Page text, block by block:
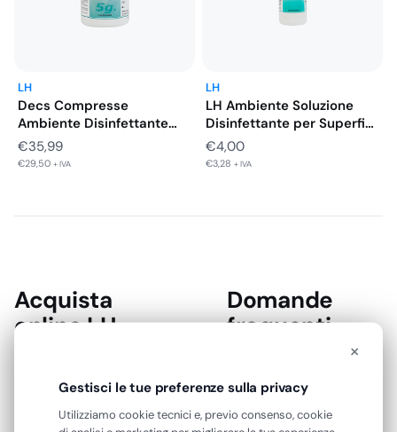
LH
Decs Compresse
Ambiente Disinfettante
per Superfici e Ambienti…
€35,99
€29,50 + IVA
LH
LH Ambiente Soluzione
Disinfettante per Superfici
Dure PMC…
€4,00
€3,28 + IVA
Acquista
online LH
professionale, in un
ambulatorio o in una
Domande
frequenti
Cosa indica LH nei
test di fertilità e
ovulazione?
×
Gestisci le tue preferenze sulla privacy
Utilizziamo cookie tecnici e, previo consenso, cookie